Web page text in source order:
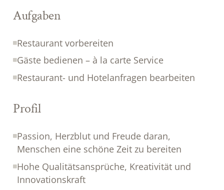
Aufgaben
Restaurant vorbereiten
Gäste bedienen – à la carte Service
Restaurant- und Hotelanfragen bearbeiten
Profil
Passion, Herzblut und Freude daran,
Menschen eine schöne Zeit zu bereiten
Hohe Qualitätsansprüche, Kreativität und
Innovationskraft